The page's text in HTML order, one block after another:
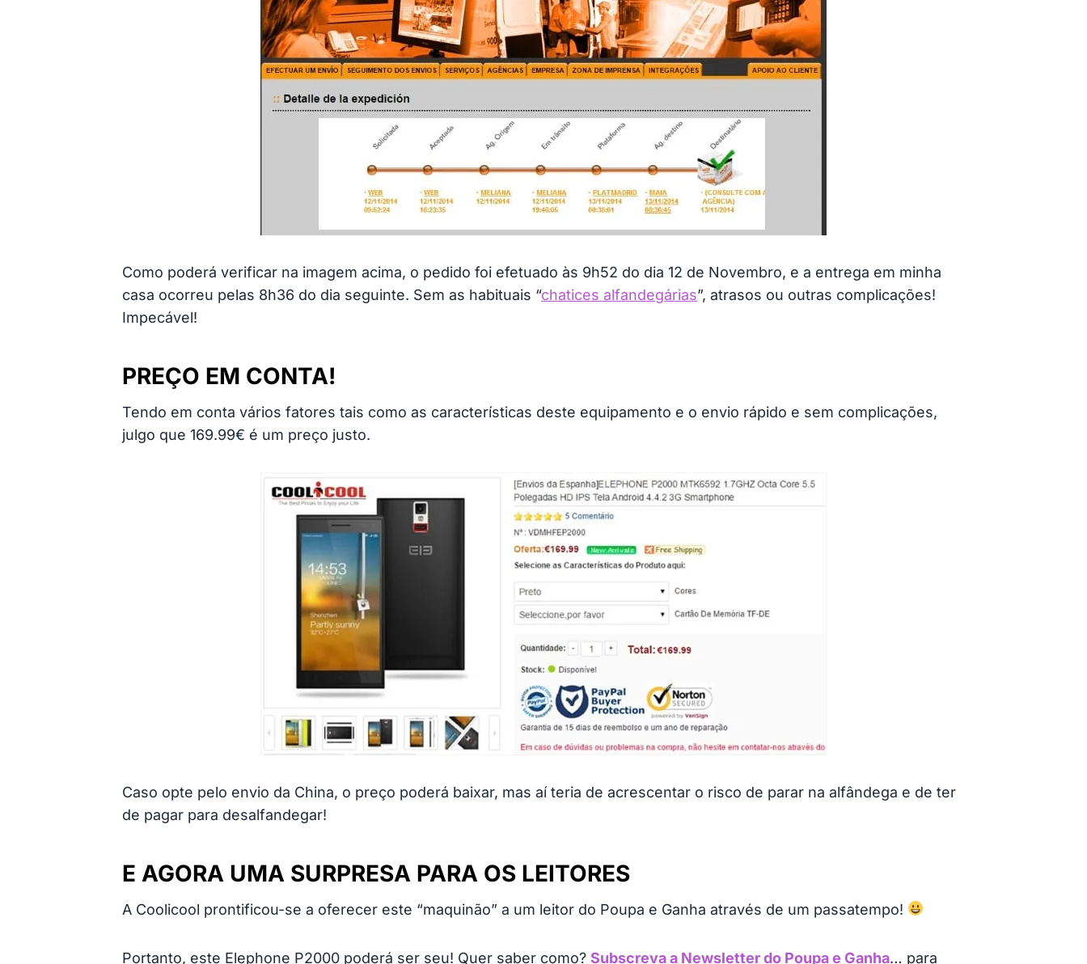
Como poderá verificar na imagem acima, o pedido foi efetuado às 9h52 do dia 12 de Novembro, e a entrega em minha
casa ocorreu pelas 8h36 do dia seguinte. Sem as habituais “chatices alfandegárias”, atrasos ou outras complicações!
Impecável!
PREÇO EM CONTA!
Tendo em conta vários fatores tais como as características deste equipamento e o envio rápido e sem complicações,
julgo que 169.99€ é um preço justo.
Caso opte pelo envio da China, o preço poderá baixar, mas aí teria de acrescentar o risco de parar na alfândega e de ter
de pagar para desalfandegar!
E AGORA UMA SURPRESA PARA OS LEITORES
A Coolicool prontificou-se a oferecer este “maquinão” a um leitor do Poupa e Ganha através de um passatempo!
Portanto, este Elephone P2000 poderá ser seu! Quer saber como? Subscreva a Newsletter do Poupa e Ganha… para